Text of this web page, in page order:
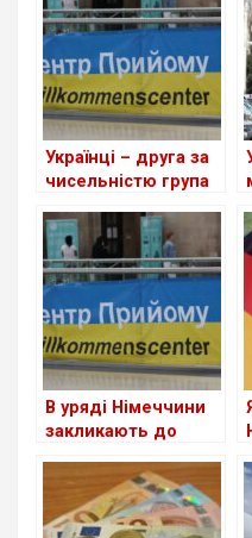
Українці – друга за
чисельністю група
В уряді Німеччини
закликають до
для шукачів
притулку: чи
стосується це